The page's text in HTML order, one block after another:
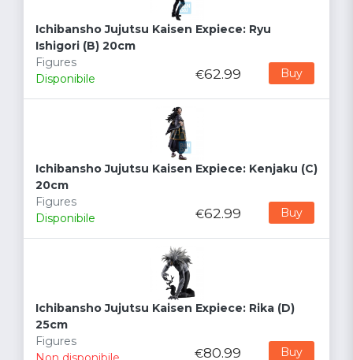
Ichibansho Jujutsu Kaisen Expiece: Ryu
Ishigori (B) 20cm
Figures
Disponibile
€62.99 Buy
Ichibansho Jujutsu Kaisen Expiece: Kenjaku (C)
20cm
Figures
Disponibile
€62.99 Buy
Ichibansho Jujutsu Kaisen Expiece: Rika (D)
25cm
Figures
€80.99 Buy